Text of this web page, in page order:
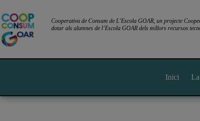
al
contingut
Cooperativa de Consum de L'Escola GOAR, un projecte
dotar als alumnes de l’Escola GOAR dels millors recursos
Inici